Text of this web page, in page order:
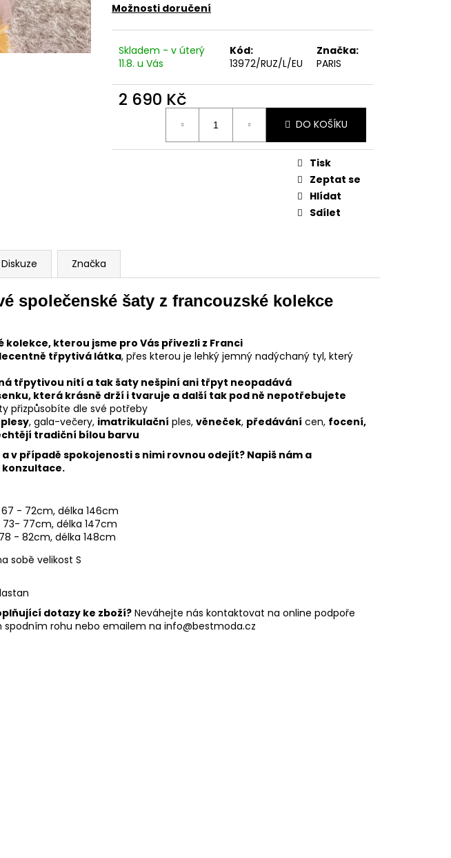
Možnosti doručení
Skladem - v úterý
11.8. u Vás
Kód:
13972/RUZ/L/EU
Značka:
PARIS
2 690 Kč
DO KOŠÍKU
Tisk
Zeptat se
Hlídat
Sdílet
Diskuze Značka
společenské šaty z francouzské kolekce
kterou jsme pro Vás přivezli z Franci
třpytivá látka, přes kterou je lehký jemný nadýchaný tyl, který
třpytivou nití a tak šaty nešpiní ani třpyt neopadává
která krásně drží i tvaruje a další tak pod ně nepotřebujete
přizpůsobíte dle své potřeby
, gala-večery, imatrikulační ples, věneček, předávání cen, focení,
tradiční bílou barvu
v případě spokojenosti s nimi rovnou odejít? Napiš nám a
- 72cm, délka 146cm
77cm, délka 147cm
- 82cm, délka 148cm
sobě velikost S
dotazy ke zboží? Neváhejte nás kontaktovat na online podpoře
rohu nebo emailem na info@bestmoda.cz